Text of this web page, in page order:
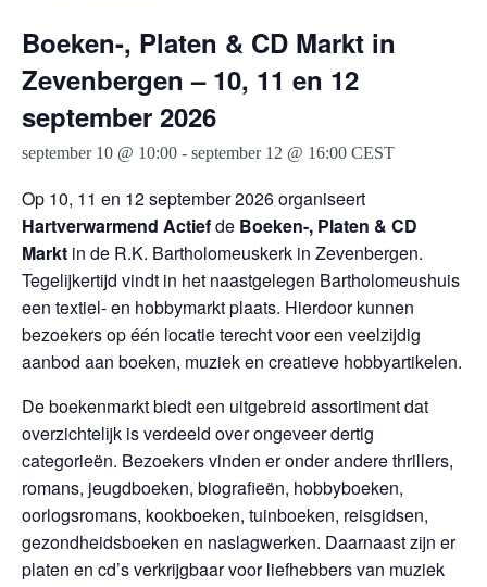
Boeken-, Platen & CD Markt in
Zevenbergen – 10, 11 en 12
september 2026
september 10 @ 10:00 - september 12 @ 16:00 CEST
Op 10, 11 en 12 september 2026 organiseert
Hartverwarmend Actiefde Boeken-, Platen & CD
Markt in de R.K. Bartholomeuskerk in Zevenbergen.
Tegelijkertijd vindt in het naastgelegen Bartholomeushuis
een textiel- en hobbymarkt plaats. Hierdoor kunnen
bezoekers op één locatie terecht voor een veelzijdig
aanbod aan boeken, muziek en creatieve hobbyartikelen.
De boekenmarkt biedt een uitgebreid assortiment dat
overzichtelijk is verdeeld over ongeveer dertig
categorieën. Bezoekers vinden er onder andere thrillers,
romans, jeugdboeken, biografieën, hobbyboeken,
oorlogsromans, kookboeken, tuinboeken, reisgidsen,
gezondheidsboeken en naslagwerken. Daarnaast zijn er
platen en cd’s verkrijgbaar voor liefhebbers van muziek